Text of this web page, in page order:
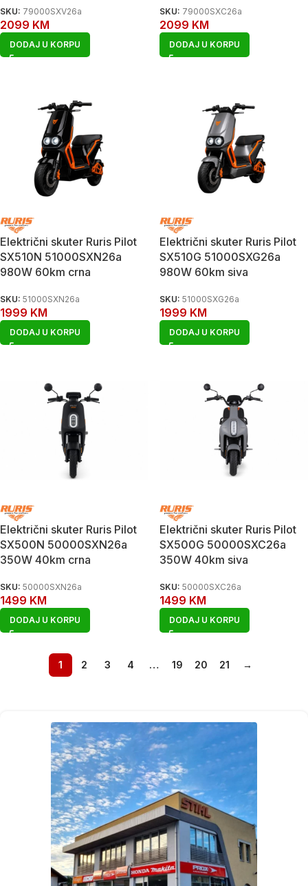
SKU: 79000SXV26a
2099 KM
DODAJ U KORPU
SKU: 79000SXC26a
2099 KM
DODAJ U KORPU
Električni skuter Ruris Pilot
SX510N 51000SXN26a
980W 60km crna
SKU: 51000SXN26a
1999 KM
DODAJ U KORPU
Električni skuter Ruris Pilot
SX510G 51000SXG26a
980W 60km siva
SKU: 51000SXG26a
1999 KM
DODAJ U KORPU
Električni skuter Ruris Pilot
SX500N 50000SXN26a
350W 40km crna
SKU: 50000SXN26a
1499 KM
DODAJ U KORPU
Električni skuter Ruris Pilot
SX500G 50000SXC26a
350W 40km siva
SKU: 50000SXC26a
1499 KM
DODAJ U KORPU
1 2 3 4 … 19 20 21 →